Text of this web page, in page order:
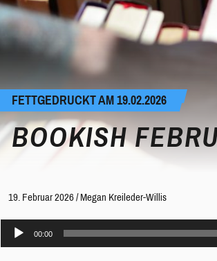
FETTGEDRUCKT AM 19.02.2026
BOOKISH
19. Februar 2026/Megan Kreileder-Willis
Audio-
Player
00:00